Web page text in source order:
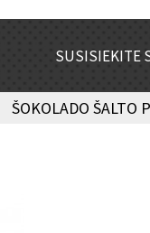
SUSISIEKITE
ŠOKOLADO ŠALTO